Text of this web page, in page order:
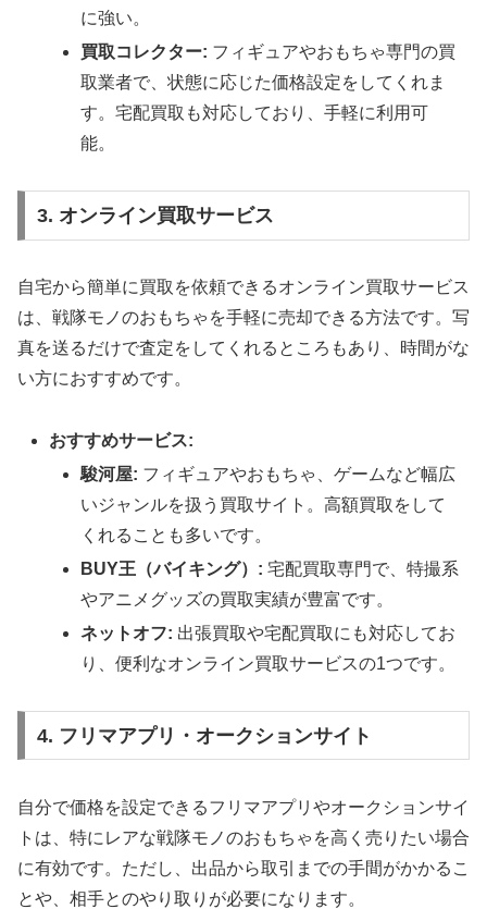
に強い。
買取コレクター: フィギュアやおもちゃ専門の買
取業者で、状態に応じた価格設定をしてくれま
す。宅配買取も対応しており、手軽に利用可
能。
3. オンライン買取サービス
自宅から簡単に買取を依頼できるオンライン買取サービス
は、戦隊モノのおもちゃを手軽に売却できる方法です。写
真を送るだけで査定をしてくれるところもあり、時間がな
い方におすすめです。
おすすめサービス:
駿河屋: フィギュアやおもちゃ、ゲームなど幅広
いジャンルを扱う買取サイト。高額買取をして
くれることも多いです。
BUY王（バイキング）: 宅配買取専門で、特撮系
やアニメグッズの買取実績が豊富です。
ネットオフ: 出張買取や宅配買取にも対応してお
り、便利なオンライン買取サービスの1つです。
4. フリマアプリ・オークションサイト
自分で価格を設定できるフリマアプリやオークションサイ
トは、特にレアな戦隊モノのおもちゃを高く売りたい場合
に有効です。ただし、出品から取引までの手間がかかるこ
とや、相手とのやり取りが必要になります。